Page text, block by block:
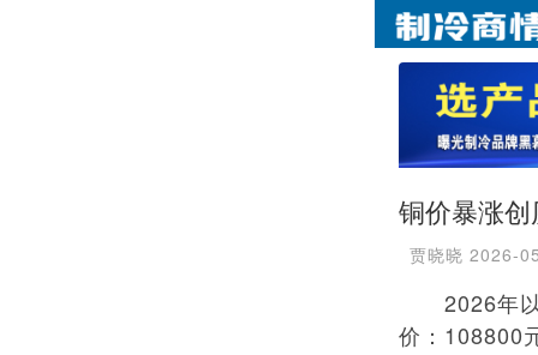
铜价暴涨
贾晓晓 2026-
2026年以
价：108800